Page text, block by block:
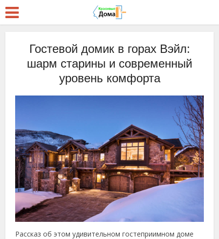
Гостевой домик в горах Вэйл:
шарм старины и современный
уровень комфорта
Рассказ об этом удивительном гостеприимном доме